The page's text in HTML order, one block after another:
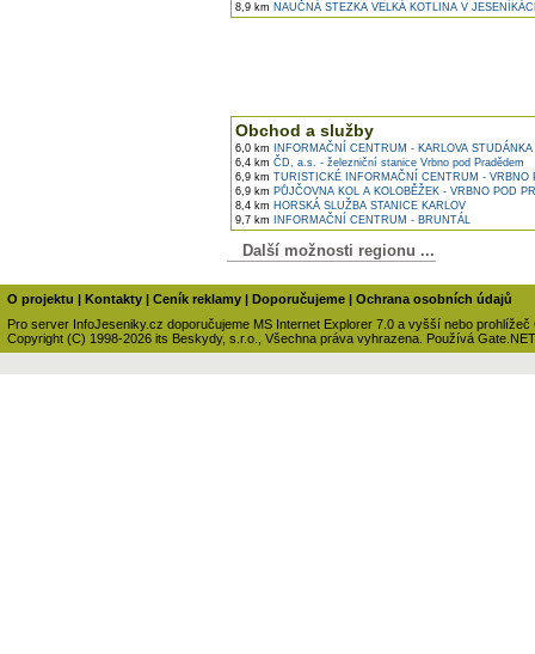
8,9 km NAUČNÁ STEZKA VELKÁ KOTLINA V
Obchod a služby
6,0 km INFORMAČNÍ CENTRUM - KARLOVA STUDÁNKA
6,4 km ČD, a.s. - železniční stanice Vrbno pod Pradědem
6,9 km TURISTICKÉ INFORMAČNÍ CENTRUM - VRBNO
6,9 km PŮJČOVNA KOL A KOLOBĚŽEK - VRBNO POD
8,4 km HORSKÁ SLUŽBA STANICE KARLOV
9,7 km INFORMAČNÍ CENTRUM - BRUNTÁL
Další možnosti regionu ...
O projektu | Kontakty | Ceník reklamy | Doporučujeme | Ochrana osobních údajů
Pro server InfoJeseniky.cz doporučujeme MS Internet Explorer 7.0 a vyšší nebo prohlížeč
Copyright (C) 1998-2026 its Beskydy, s.r.o., Všechna práva vyhrazena. Používá